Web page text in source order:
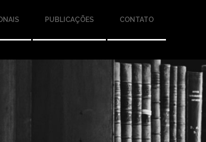
PUBLICAÇÕES CONTATO